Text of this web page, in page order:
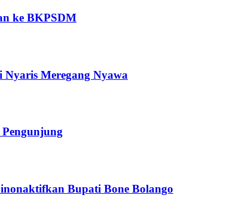
ke BKPSDM
Meregang Nyawa
Bupati Bone Bolango